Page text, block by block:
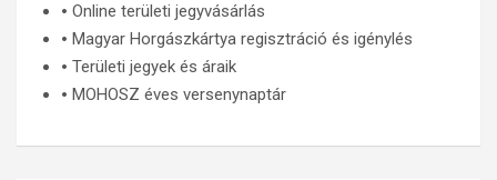
🞄 Online területi jegyvásárlás
🞄 Magyar Horgászkártya regisztráció és igénylés
🞄 Területi jegyek és áraik
🞄 MOHOSZ éves versenynaptár